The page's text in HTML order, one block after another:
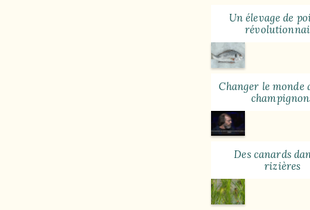
Un élevage de
Changer le monde
Des canards
rizières